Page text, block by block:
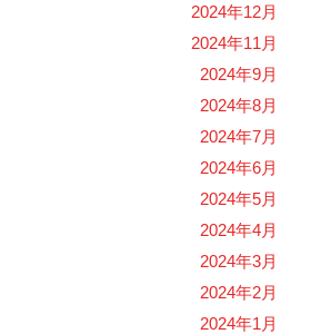
2024年12月
2024年11月
2024年9月
2024年8月
2024年7月
2024年6月
2024年5月
2024年4月
2024年3月
2024年2月
2024年1月